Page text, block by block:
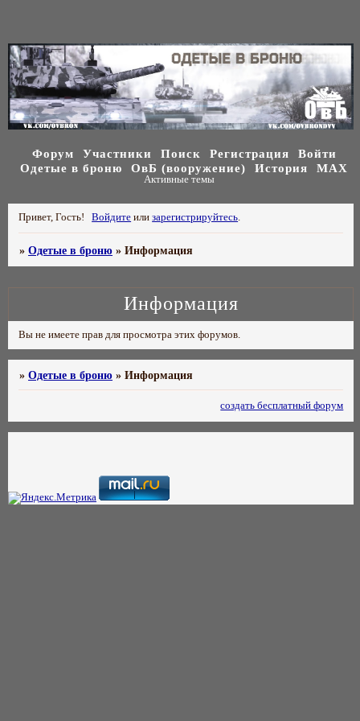
Форум Участники Поиск Регистрация
Войти
Одетые в броню
ОвБ (вооружение) История МАХ
Активные темы
Привет, Гость! Войдите илизарегистрируйтесь.
»Одетые в броню »Информация
Информация
Вы не имеете прав для просмотра этих форумов.
»Одетые в броню »Информация
создать бесплатный форум